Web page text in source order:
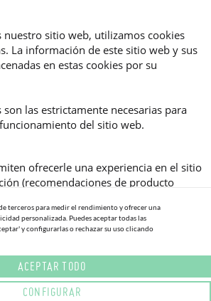
nuestro sitio web, utilizamos cookies
La información de este sitio web y sus
en estas cookies por su
son las estrictamente necesarias para
del sitio web.
ofrecerle una experiencia en el sitio
(recomendaciones de producto
esta cookie, nos ayuda a mejorar aún
a nuestros socios publicitarios enviarle
personalizados.
terceros para medir el rendimiento y ofrecer una
personalizada. Puedes aceptar todas las
y configurarlas o rechazar su uso clicando
ACEPTAR TODO
CONFIGURAR